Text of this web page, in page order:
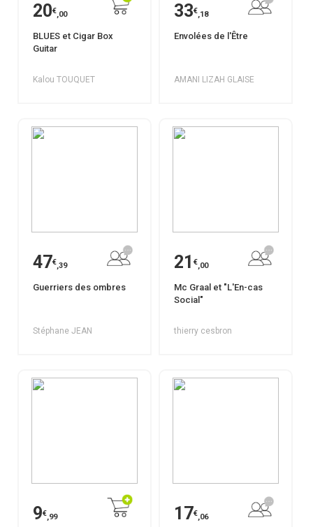
20€,00
BLUES et Cigar Box
Guitar
Kalou TOUQUET
33€,18
Envolées de l'Être
AMANI LIZAH GLAISE
47€,39
Guerriers des ombres
Stéphane JEAN
21 €,00
Mc Graal et "L'En-cas
Social"
thierry cesbron
9€,99 17€,06